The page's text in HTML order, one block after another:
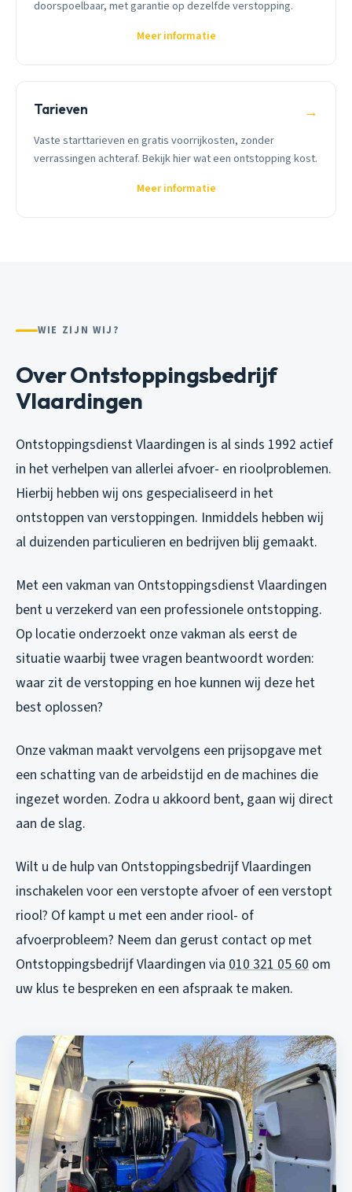
doorspoelbaar, met garantie op dezelfde verstopping.
Meer informatie
Tarieven →
Vaste starttarieven en gratis voorrijkosten, zonder
verrassingen achteraf. Bekijk hier wat een ontstopping kost.
Meer informatie
WIE ZIJN WIJ?
Over Ontstoppingsbedrijf
Vlaardingen
Ontstoppingsdienst Vlaardingen is al sinds 1992 actief
in het verhelpen van allerlei afvoer- en rioolproblemen.
Hierbij hebben wij ons gespecialiseerd in het
ontstoppen van verstoppingen. Inmiddels hebben wij
al duizenden particulieren en bedrijven blij gemaakt.
Met een vakman van Ontstoppingsdienst Vlaardingen
bent u verzekerd van een professionele ontstopping.
Op locatie onderzoekt onze vakman als eerst de
situatie waarbij twee vragen beantwoordt worden:
waar zit de verstopping en hoe kunnen wij deze het
best oplossen?
Onze vakman maakt vervolgens een prijsopgave met
een schatting van de arbeidstijd en de machines die
ingezet worden. Zodra u akkoord bent, gaan wij direct
aan de slag.
Wilt u de hulp van Ontstoppingsbedrijf Vlaardingen
inschakelen voor een verstopte afvoer of een verstopt
riool? Of kampt u met een ander riool- of
afvoerprobleem? Neem dan gerust contact op met
Ontstoppingsbedrijf Vlaardingen via 010 321 05 60 om
uw klus te bespreken en een afspraak te maken.